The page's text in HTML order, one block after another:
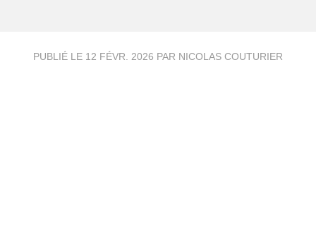
PUBLIÉ LE 12 FÉVR. 2026 PAR NICOLAS COUTURIER